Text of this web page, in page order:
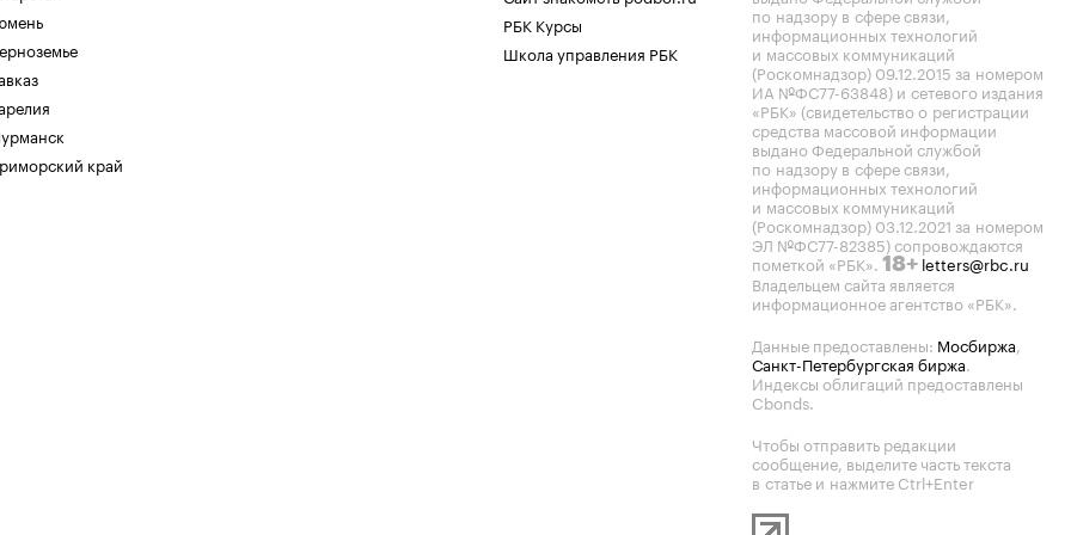
край
РБК Курсы
Школа управления РБК
по надзору в сфере связи,
информационных технологий
и массовых коммуникаций
(Роскомнадзор) 09.12.2015 за номером
ИА №ФС77-63848) и сетевого издания
«РБК» (свидетельство о регистрации
средства массовой информации
выдано Федеральной службой
по надзору в сфере связи,
информационных технологий
и массовых коммуникаций
(Роскомнадзор) 03.12.2021 за номером
ЭЛ №ФС77-82385) сопровождаются
пометкой «РБК». 18+ letters@rbc.ru
Владельцем сайта является
информационное агентство «РБК».
Данные предоставлены: Мосбиржа,
Санкт-Петербургская биржа.
Индексы облигаций предоставлены
Cbonds.
Чтобы отправить редакции
сообщение, выделите часть текста
в статье и нажмите Ctrl+Enter